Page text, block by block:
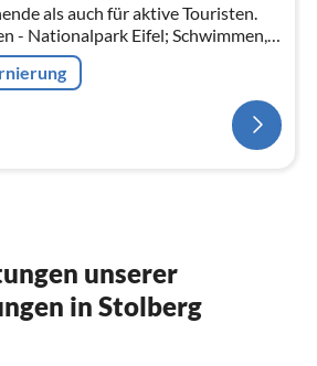
als auch für aktive Touristen.
- Nationalpark Eifel; Schwimmen,
Rursee; Ausflüge ins Hohe
unserer
in Stolberg